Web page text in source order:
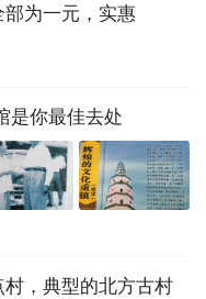
为一元，实惠
是你最佳去处
，典型的北方古村